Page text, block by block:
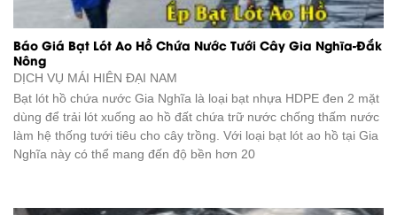
Báo Giá Bạt Lót Ao Hồ Chứa Nước Tưới Cây Gia Nghĩa-Đắk
Nông
DỊCH VỤ MÁI HIÊN ĐẠI NAM
Bạt lót hồ chứa nước Gia Nghĩa là loại bạt nhựa HDPE đen 2 mặt
dùng để trải lót xuống ao hồ đất chứa trữ nước chống thấm nước
làm hệ thống tưới tiêu cho cây trồng. Với loại bạt lót ao hồ tại Gia
Nghĩa này có thể mang đến độ bền hơn 20